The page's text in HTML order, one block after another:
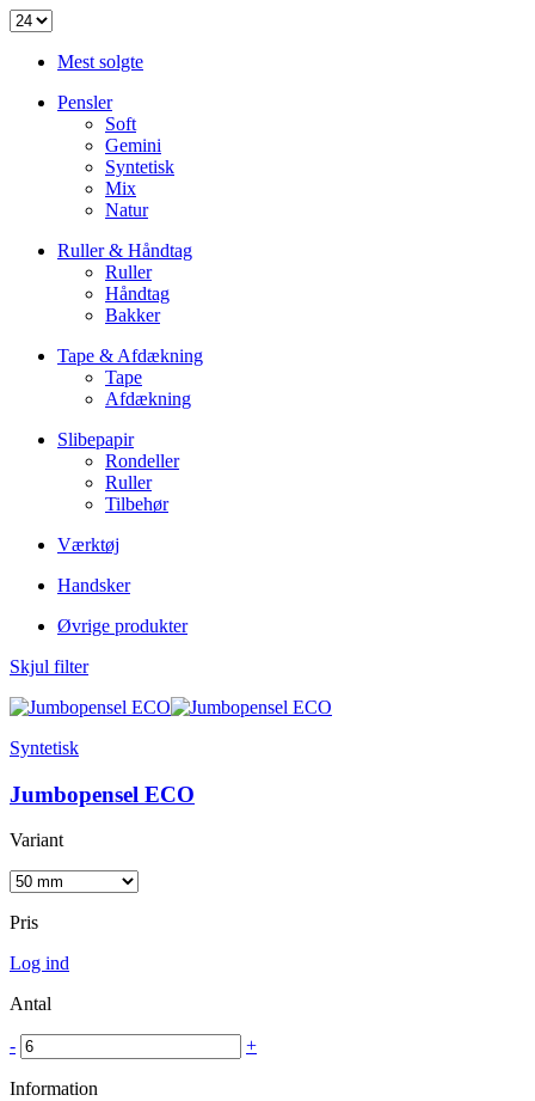
Mest solgte
Pensler
Soft
Gemini
Syntetisk
Mix
Natur
Ruller & Håndtag
Ruller
Håndtag
Bakker
Tape & Afdækning
Tape
Afdækning
Slibepapir
Rondeller
Ruller
Tilbehør
Værktøj
Handsker
Øvrige produkter
Skjul filter
Syntetisk
Jumbopensel ECO
Variant
Pris
Log ind
Antal
- +
Information